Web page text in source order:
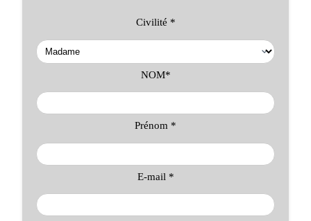
Civilité *
NOM*
Prénom *
E-mail *